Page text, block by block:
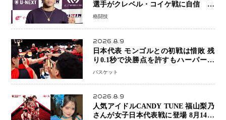
選手がクレベル・コイケ戦に自信 青
木真也と2カ月の寝技対策「引き込ま
格闘技
2026.8.9
日本代表 モンゴルとの初戦は惜敗 残
り0.1秒で決勝点を許すもハーパージ
ュニア15得点 カーク18得点と存在感
バスケット
2026.8.9
人気アイドルCANDY TUNE 福山梨乃
さんが女子日本代表戦に登場 8月14日